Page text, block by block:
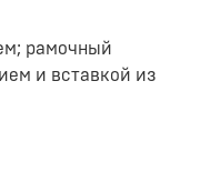
рамочный
и вставкой из